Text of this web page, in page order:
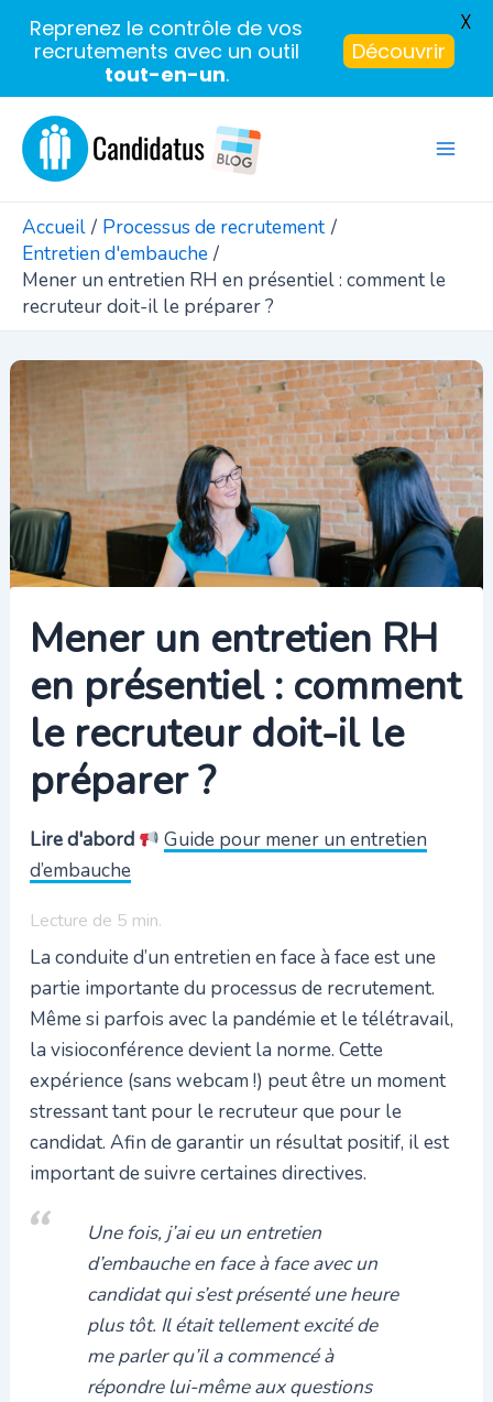
Aller
contenu
Accueil
Processus de recrutement
Entretien d'embauche
Mener un entretien RH en présentiel : comment le
recruteur doit-il le préparer ?
Mener un entretien RH
en présentiel : comment
le recruteur doit-il le
préparer ?
Lire d'abord
Guide pour mener un entretien
d’embauche
Lecture de 5 min.
La conduite d’un entretien en face à face est une
partie importante du processus de recrutement.
Même si parfois avec la pandémie et le télétravail,
la visioconférence devient la norme. Cette
expérience (sans webcam !) peut être un moment
stressant tant pour le recruteur que pour le
candidat. Afin de garantir un résultat positif, il est
important de suivre certaines directives.
Une fois, j’ai eu un entretien
d’embauche en face à face avec un
candidat qui s’est présenté une heure
plus tôt. Il était tellement excité de
me parler qu’il a commencé à
répondre lui-même aux questions
Reprenez le contrôle de vos
recrutements avec un outil
tout-en-un.
Découvrir
X